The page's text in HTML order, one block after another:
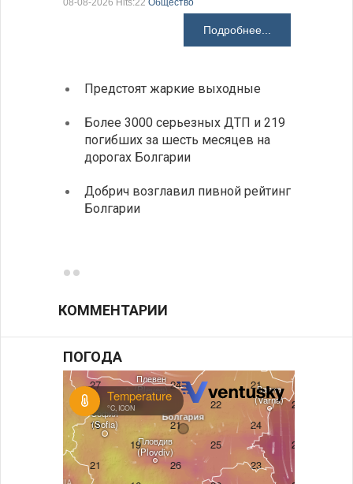
08-08-2026 Hits:22 Общество
Подробнее...
Предстоят жаркие выходные
Более 3000 серьезных ДТП и 219
погибших за шесть месяцев на
дорогах Болгарии
Добрич возглавил пивной рейтинг
Болгарии
КОММЕНТАРИИ
ПОГОДА